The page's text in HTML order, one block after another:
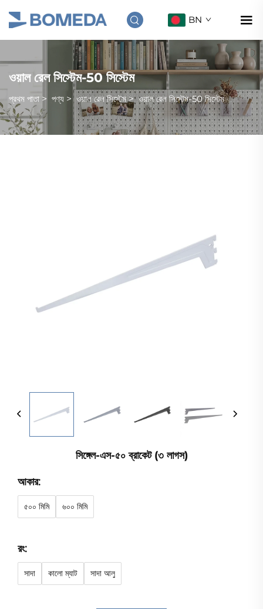
BN
ওয়াল রেল সিস্টেম-50 সিস্টেম
প্রথম পাতা > পণ্য > ওয়াল রেল সিস্টেম>ওয়াল রেল সিস্টেম-50 সিস্টেম
সিঙ্গেল-এস-৫০ ব্রাকেট (৩ লাগস)
আকার:
৫০০ মিমি ৬০০ মিমি
রং:
সাদা কালো ম্যাট সাদা আলু